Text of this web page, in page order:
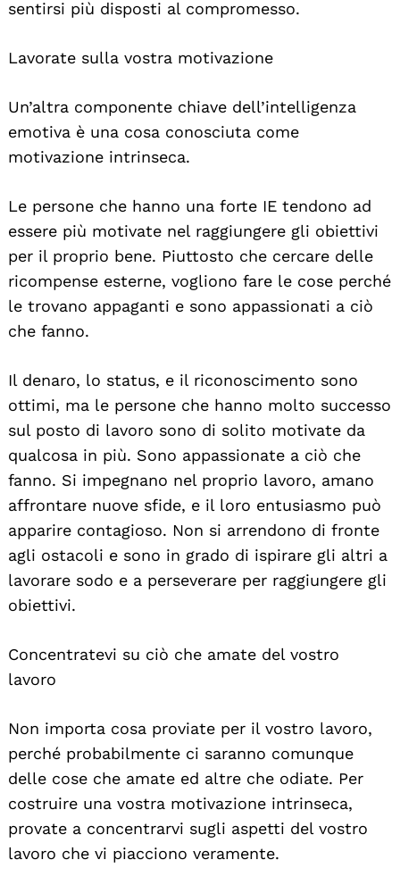
sentirsi più disposti al compromesso.
Lavorate sulla vostra motivazione
Un’altra componente chiave dell’intelligenza
emotiva è una cosa conosciuta come
motivazione intrinseca.
Le persone che hanno una forte IE tendono ad
essere più motivate nel raggiungere gli obiettivi
per il proprio bene. Piuttosto che cercare delle
ricompense esterne, vogliono fare le cose perché
le trovano appaganti e sono appassionati a ciò
che fanno.
Il denaro, lo status, e il riconoscimento sono
ottimi, ma le persone che hanno molto successo
sul posto di lavoro sono di solito motivate da
qualcosa in più. Sono appassionate a ciò che
fanno. Si impegnano nel proprio lavoro, amano
affrontare nuove sfide, e il loro entusiasmo può
apparire contagioso. Non si arrendono di fronte
agli ostacoli e sono in grado di ispirare gli altri a
lavorare sodo e a perseverare per raggiungere gli
obiettivi.
Concentratevi su ciò che amate del vostro
lavoro
Non importa cosa proviate per il vostro lavoro,
perché probabilmente ci saranno comunque
delle cose che amate ed altre che odiate. Per
costruire una vostra motivazione intrinseca,
provate a concentrarvi sugli aspetti del vostro
lavoro che vi piacciono veramente.